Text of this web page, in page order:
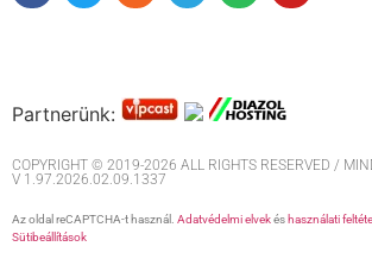
Partnerünk:
COPYRIGHT © 2019-2026 ALL RIGHTS RESERVED /
V 1.97.2026.02.09.1337
Az oldal reCAPTCHA-t használ. Adatvédelmi elvekés használati
Sütibeállítások